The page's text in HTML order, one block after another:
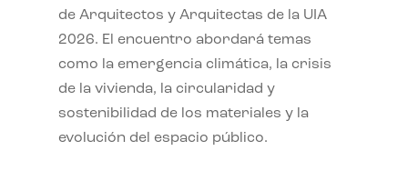
de Arquitectos y Arquitectas de la UIA
2026. El encuentro abordará temas
como la emergencia climática, la crisis
de la vivienda, la circularidad y
sostenibilidad de los materiales y la
evolución del espacio público.